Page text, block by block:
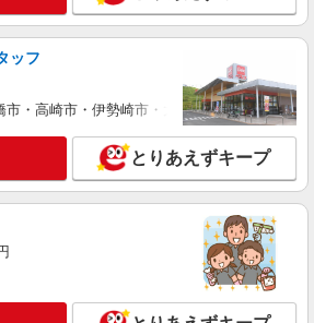
ッフ
市・高崎市・伊勢崎市・太田市・館林市・藤
とりあえずキープ